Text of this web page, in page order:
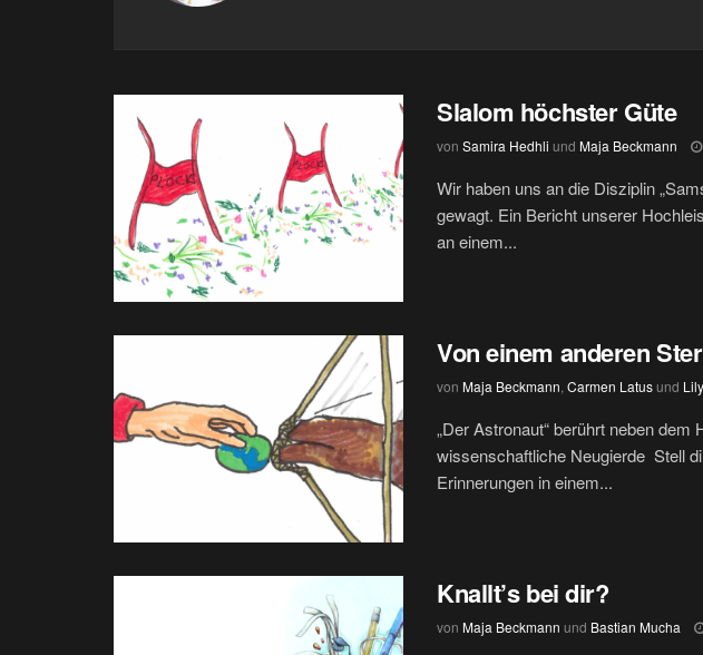
Slalom höchster Güte
von Samira Hedhli und Maja Beckmann
Wir haben uns an die Disziplin
gewagt. Ein Bericht unserer
an einem...
Von einem anderen
von Maja Beckmann, Carmen Latusund
„Der Astronaut“ berührt neben dem
wissenschaftliche Neugierde Stell
Erinnerungen in einem...
Knallt’s bei dir?
von Maja Beckmann und Bastian Mucha